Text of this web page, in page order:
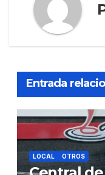
Entrada
LOCAL OTROS